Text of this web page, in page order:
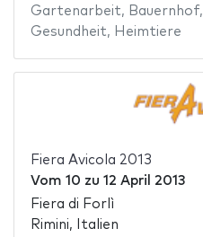
Gartenarbeit, Bauernhof,
Gesundheit, Heimtiere
Fiera Avicola 2013
Vom 10 zu 12 April 2013
Fiera di Forlì
Rimini, Italien